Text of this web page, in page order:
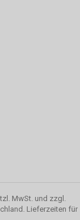
MwSt. und zzgl.
Lieferzeiten für